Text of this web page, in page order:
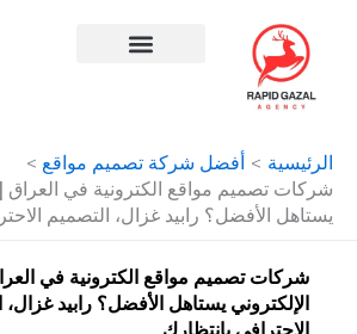
الرئيسية
أفضل شركة تصميم مواقع
شركات تصميم مواقع الكترونية في العراق
يستاهل الأفضل؟ رابيد غزال، التصميم
شركات تصميم مواقع الكترونية في
الإلكتروني يستاهل الأفضل؟ رابيد غزال،
الاحترافي بانتظارك